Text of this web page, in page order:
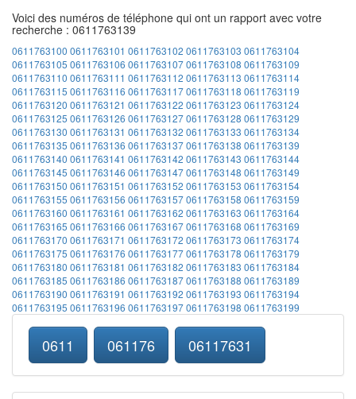
Voici des numéros de téléphone qui ont un rapport avec votre
recherche : 0611763139
0611763100 0611763101 0611763102 0611763103 0611763104
0611763105 0611763106 06117631070611763108 0611763109
0611763110 0611763111 0611763112 0611763113 0611763114
0611763115 0611763116 06117631170611763118 0611763119
0611763120 0611763121 0611763122 0611763123 0611763124
0611763125 0611763126 06117631270611763128 0611763129
0611763130 0611763131 0611763132 0611763133 0611763134
0611763135 0611763136 06117631370611763138 0611763139
0611763140 0611763141 0611763142 0611763143 0611763144
0611763145 0611763146 06117631470611763148 0611763149
0611763150 0611763151 0611763152 0611763153 0611763154
0611763155 0611763156 06117631570611763158 0611763159
0611763160 0611763161 0611763162 0611763163 0611763164
0611763165 0611763166 06117631670611763168 0611763169
0611763170 0611763171 0611763172 0611763173 0611763174
0611763175 0611763176 06117631770611763178 0611763179
0611763180 0611763181 0611763182 0611763183 0611763184
0611763185 0611763186 06117631870611763188 0611763189
0611763190 0611763191 0611763192 0611763193 0611763194
0611763195 0611763196 06117631970611763198 0611763199
0611 061176 06117631